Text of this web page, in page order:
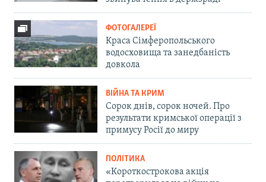
ФОТОГАЛЕРЕЇ
Краса Сімферопольського
водосховища та занедбаність
довкола
ВІЙНА ТА КРИМ
Сорок днів, сорок ночей. Про
результати кримської операції з
примусу Росії до миру
ПОЛІТИКА
«Короткострокова акція